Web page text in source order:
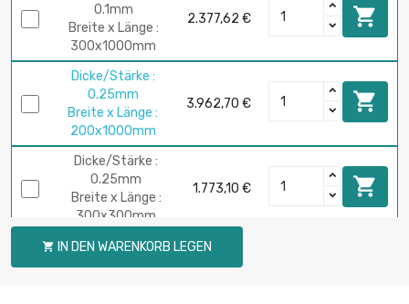
0.1mm
Breite x Länge :
300x1000mm
2.377,62 € 
Dicke/Stärke :
0.25mm
Breite x Länge :
200x1000mm
3.962,70 € 
Dicke/Stärke :
0.25mm
Breite x Länge :
300x300mm
1.773,10 € 
Dicke/Stärke :
0.5mm
 IN DEN WARENKORB LEGEN